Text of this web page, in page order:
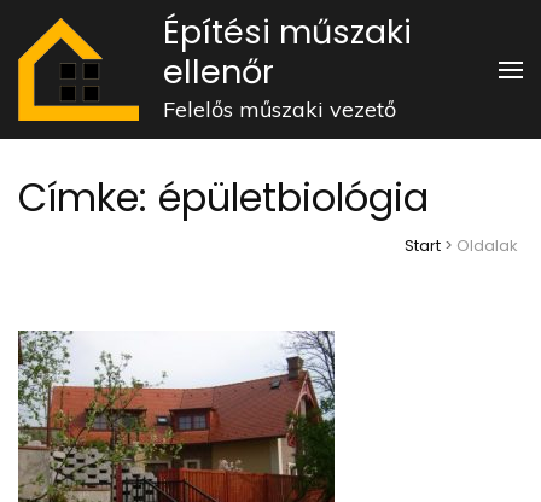
content
(Press
Építési műszaki
ellenőr
Felelős műszaki vezető
Címke: épületbiológia
Start > Oldalak